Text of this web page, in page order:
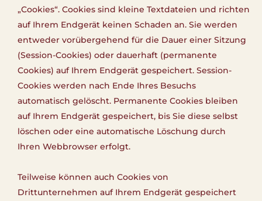
„Cookies“. Cookies sind kleine Textdateien und richten
auf Ihrem Endgerät keinen Schaden an. Sie werden
entweder vorübergehend für die Dauer einer Sitzung
(Session-Cookies) oder dauerhaft (permanente
Cookies) auf Ihrem Endgerät gespeichert. Session-
Cookies werden nach Ende Ihres Besuchs
automatisch gelöscht. Permanente Cookies bleiben
auf Ihrem Endgerät gespeichert, bis Sie diese selbst
löschen oder eine automatische Löschung durch
Ihren Webbrowser erfolgt.
Teilweise können auch Cookies von
Drittunternehmen auf Ihrem Endgerät gespeichert